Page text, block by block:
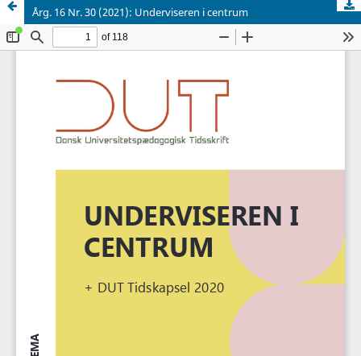
Årg. 16 Nr. 30 (2021): Underviseren i centrum